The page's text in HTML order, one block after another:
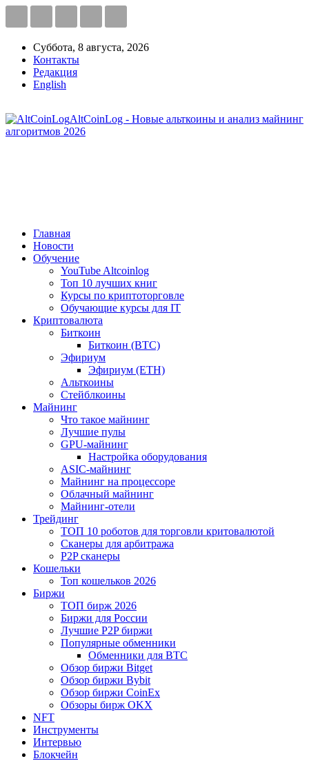
Суббота, 8 августа, 2026
Контакты
Редакция
English
AltCoinLog - Новые альткоины и анализ майнинг
алгоритмов 2026
Главная
Новости
Обучение
YouTube Altcoinlog
Топ 10 лучших книг
Курсы по криптоторговле
Обучающие курсы для IT
Криптовалюта
Биткоин
Биткоин (BTC)
Эфириум
Эфириум (ETH)
Альткоины
Стейблкоины
Майнинг
Что такое майнинг
Лучшие пулы
GPU-майнинг
Настройка оборудования
ASIC-майнинг
Майнинг на процессоре
Облачный майнинг
Майнинг-отели
Трейдинг
ТОП 10 роботов для торговли критовалютой
Сканеры для арбитража
P2P сканеры
Кошельки
Топ кошельков 2026
Биржи
ТОП бирж 2026
Биржи для России
Лучшие P2P биржи
Популярные обменники
Обменники для BTC
Обзор биржи Bitget
Обзор биржи Bybit
Обзор биржи CoinEx
Обзоры бирж OKX
NFT
Инструменты
Интервью
Блокчейн